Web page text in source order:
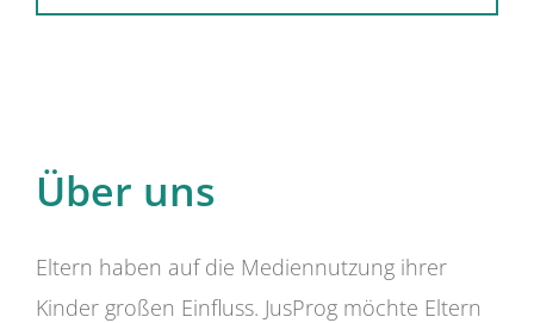
Über uns
Eltern haben auf die Mediennutzung ihrer
Kinder großen Einfluss. JusProg möchte Eltern